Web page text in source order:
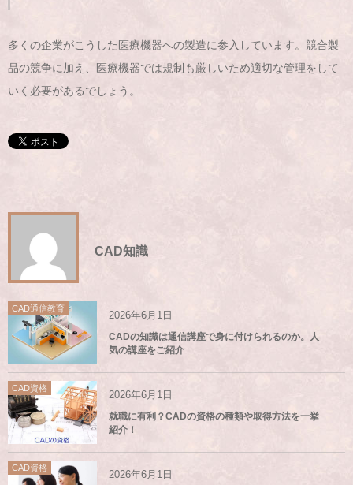
多くの企業がこうした医療機器への製造に参入しています。競合製
品の競争に加え、医療機器では規制も厳しいため適切な管理をして
いく必要があるでしょう。
CAD知識
CAD通信教育
2026年6月1日
CADの知識は通信講座で身に付けられるのか。人
気の講座をご紹介
CAD資格
2026年6月1日
就職に有利？CADの資格の種類や取得方法を一挙
紹介！
CAD資格
2026年6月1日